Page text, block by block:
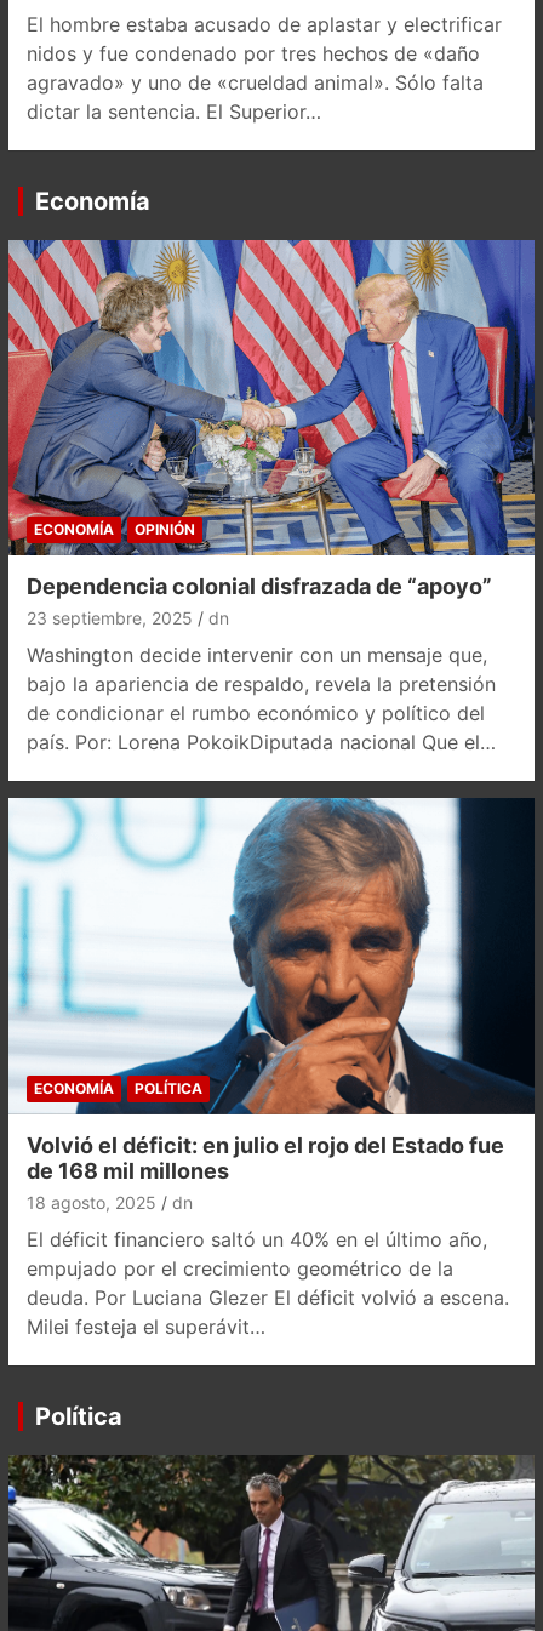
El hombre estaba acusado de aplastar y electrificar
nidos y fue condenado por tres hechos de «daño
agravado» y uno de «crueldad animal». Sólo falta
dictar la sentencia. El Superior…
Economía
ECONOMÍA OPINIÓN
Dependencia colonial disfrazada de “apoyo”
23 septiembre, 2025 dn
Washington decide intervenir con un mensaje que,
bajo la apariencia de respaldo, revela la pretensión
de condicionar el rumbo económico y político del
país. Por: Lorena PokoikDiputada nacional Que el…
ECONOMÍA POLÍTICA
Volvió el déficit: en julio el rojo del Estado fue
de 168 mil millones
18 agosto, 2025 dn
El déficit financiero saltó un 40% en el último año,
empujado por el crecimiento geométrico de la
deuda. Por Luciana Glezer El déficit volvió a escena.
Milei festeja el superávit…
Política